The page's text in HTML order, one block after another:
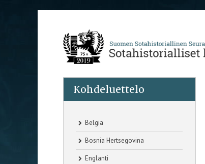
Kohdeluettelo
Belgia
Bosnia Hertsegovina
Englanti